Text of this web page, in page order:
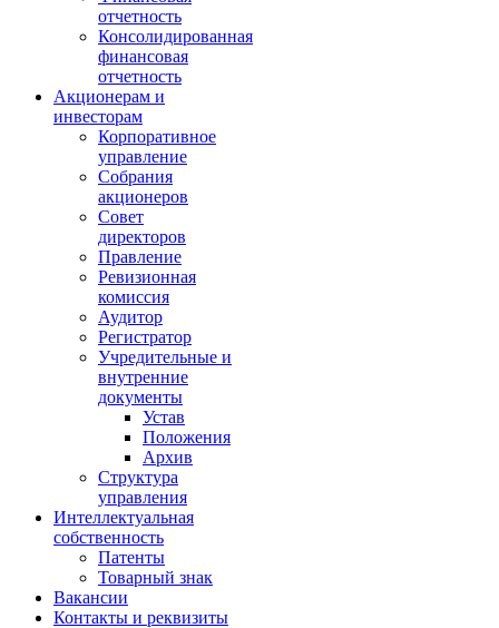
отчетность
Консолидированная
финансовая
отчетность
Акционерам и
инвесторам
Корпоративное
управление
Собрания
акционеров
Совет
директоров
Правление
Ревизионная
комиссия
Аудитор
Регистратор
Учредительные и
внутренние
документы
Устав
Положения
Архив
Структура
управления
Интеллектуальная
собственность
Патенты
Товарный знак
Вакансии
Контакты и реквизиты